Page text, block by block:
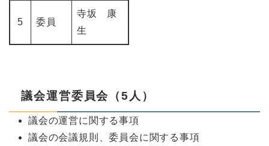
5 委員
寺坂 康
生
議会運営委員会（5人）
議会の運営に関する事項
議会の会議規則、委員会に関する事項